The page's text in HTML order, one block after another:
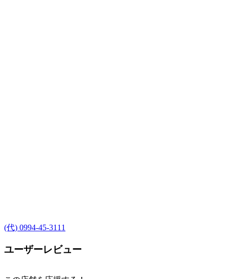
(代) 0994-45-3111
ユーザーレビュー